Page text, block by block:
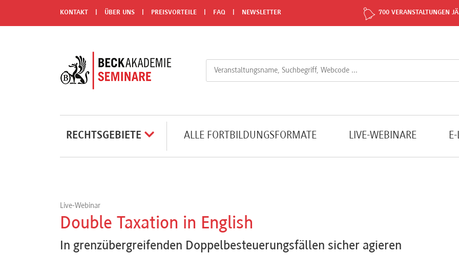
KONTAKT ÜBER UNS PREISVORTEILE FAQ NEWSLETTER 700 VERANSTALTUNGEN
RECHTSGEBIETE ALLE FORTBILDUNGSFORMATE LIVE-WEBINARE
Live-Webinar
Double Taxation in English
In grenzübergreifenden Doppelbesteuerungsfällen sicher agieren